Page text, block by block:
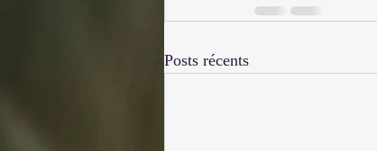
Posts récents